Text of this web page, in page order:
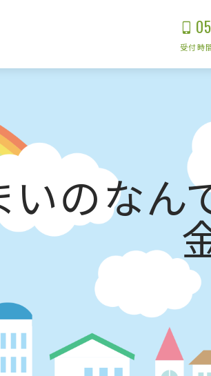
受付時
いのなん